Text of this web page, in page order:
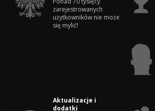
zarejestrowanych
użytkowników nie może
się mylić!
Aktualizacje i
dodatki